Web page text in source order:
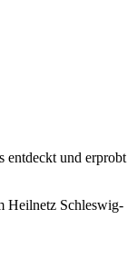
entdeckt und erprobt
Heilnetz Schleswig-